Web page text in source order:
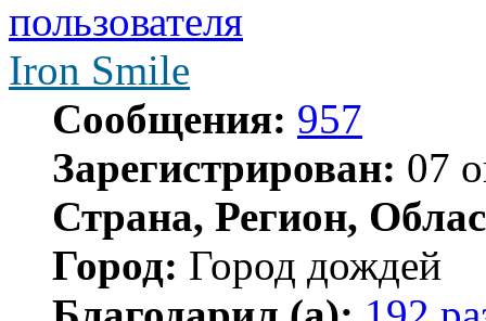
Iron Smile
Сообщения: 957
Зарегистрирован: 07
Страна, Регион,
Город: Город дождей